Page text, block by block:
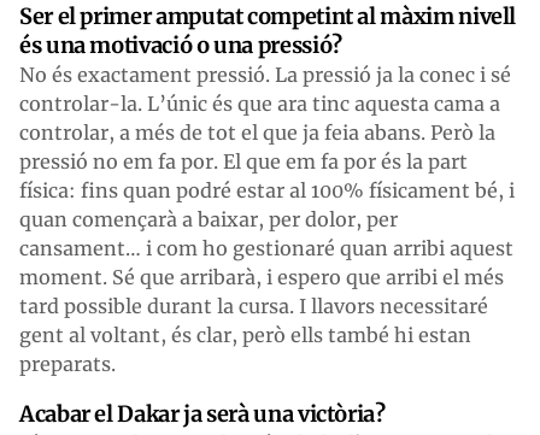
Ser el primer amputat competint al màxim nivell
és una motivació o una pressió?
No és exactament pressió. La pressió ja la conec i sé
controlar-la. L’únic és que ara tinc aquesta cama a
controlar, a més de tot el que ja feia abans. Però la
pressió no em fa por. El que em fa por és la part
física: fins quan podré estar al 100% físicament bé, i
quan començarà a baixar, per dolor, per
cansament… i com ho gestionaré quan arribi aquest
moment. Sé que arribarà, i espero que arribi el més
tard possible durant la cursa. I llavors necessitaré
gent al voltant, és clar, però ells també hi estan
preparats.
Acabar el Dakar ja serà una victòria?